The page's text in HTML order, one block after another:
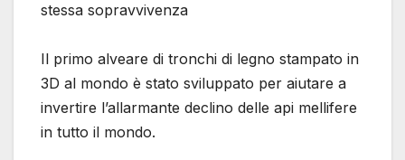
stessa sopravvivenza
Il primo alveare di tronchi di legno stampato in
3D al mondo è stato sviluppato per aiutare a
invertire l’allarmante declino delle api mellifere
in tutto il mondo.